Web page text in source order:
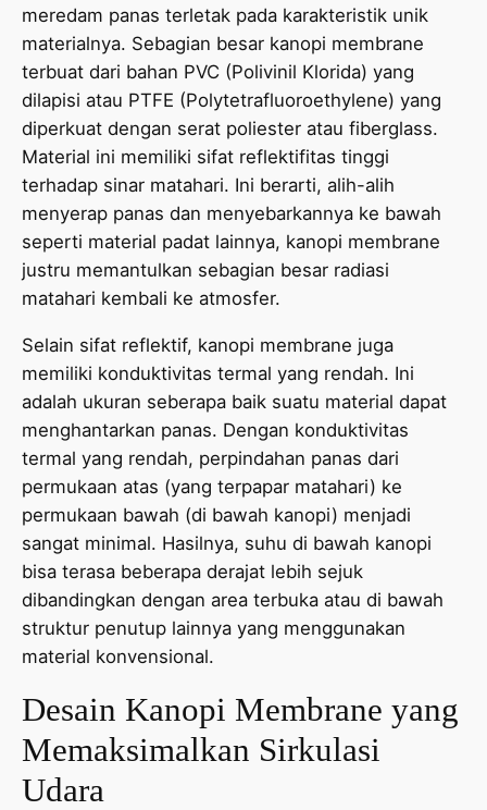
meredam panas terletak pada karakteristik unik
materialnya. Sebagian besar kanopi membrane
terbuat dari bahan PVC (Polivinil Klorida) yang
dilapisi atau PTFE (Polytetrafluoroethylene) yang
diperkuat dengan serat poliester atau fiberglass.
Material ini memiliki sifat reflektifitas tinggi
terhadap sinar matahari. Ini berarti, alih-alih
menyerap panas dan menyebarkannya ke bawah
seperti material padat lainnya, kanopi membrane
justru memantulkan sebagian besar radiasi
matahari kembali ke atmosfer.
Selain sifat reflektif, kanopi membrane juga
memiliki konduktivitas termal yang rendah. Ini
adalah ukuran seberapa baik suatu material dapat
menghantarkan panas. Dengan konduktivitas
termal yang rendah, perpindahan panas dari
permukaan atas (yang terpapar matahari) ke
permukaan bawah (di bawah kanopi) menjadi
sangat minimal. Hasilnya, suhu di bawah kanopi
bisa terasa beberapa derajat lebih sejuk
dibandingkan dengan area terbuka atau di bawah
struktur penutup lainnya yang menggunakan
material konvensional.
Desain Kanopi Membrane yang
Memaksimalkan Sirkulasi
Udara